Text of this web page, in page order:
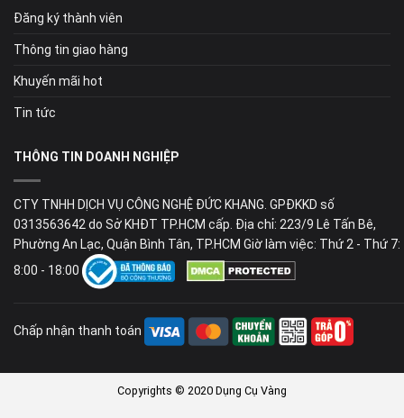
Đăng ký thành viên
Thông tin giao hàng
Khuyến mãi hot
Tin tức
THÔNG TIN DOANH NGHIỆP
CTY TNHH DỊCH VỤ CÔNG NGHỆ ĐỨC KHANG. GPĐKKD số
0313563642 do Sở KHĐT TP.HCM cấp. Địa chỉ: 223/9 Lê Tấn Bê,
Phường An Lạc, Quận Bình Tân, TP.HCM Giờ làm việc: Thứ 2 - Thứ 7:
8:00 - 18:00
Chấp nhận thanh toán
Copyrights © 2020 Dụng Cụ Vàng